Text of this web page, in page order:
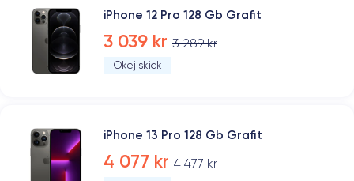
iPhone 12 Pro 128 Gb Grafit
3 039 kr 3 289 kr
Okej skick
iPhone 13 Pro 128 Gb Grafit
4 077 kr 4 477 kr